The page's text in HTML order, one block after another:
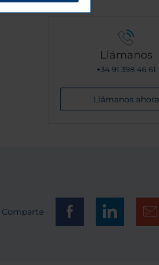
Llámanos
+34 91 398 46 61
Llámanos ahora
Comparte